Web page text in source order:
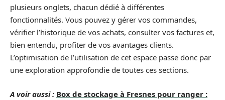
plusieurs onglets, chacun dédié à différentes
fonctionnalités. Vous pouvez y gérer vos commandes,
vérifier l’historique de vos achats, consulter vos factures et,
bien entendu, profiter de vos avantages clients.
L’optimisation de l’utilisation de cet espace passe donc par
une exploration approfondie de toutes ces sections.
A voir aussi : Box de stockage à Fresnes pour ranger :